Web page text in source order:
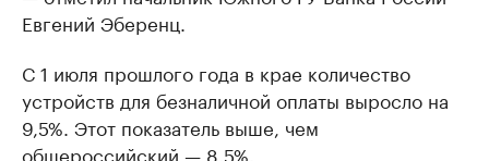
Евгений Эберенц.
С 1 июля прошлого года в крае количество
устройств для безналичной оплаты выросло на
9,5%. Этот показатель выше, чем
общероссийский — 8,5%.